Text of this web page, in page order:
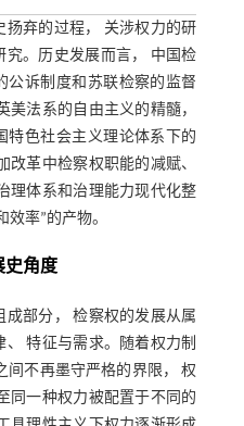
弃的过程， 关涉权力的研
究。历史发展而言， 中国检
公诉制度和苏联检察的监督
美法系的自由主义的精髓，
特色社会主义理论体系下的
改革中检察权职能的减赋、
理体系和治理能力现代化整
率”的产物。
史角度
部分， 检察权的发展从属
特征与需求。随着权力制
间不再墨守严格的界限， 权
同一种权力被配置于不同的